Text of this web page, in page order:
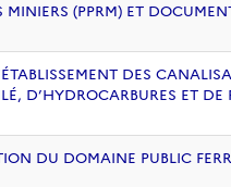
(PPRM) ET
DES
D’HYDROCARBURES ET
DU DOMAINE PUBLIC